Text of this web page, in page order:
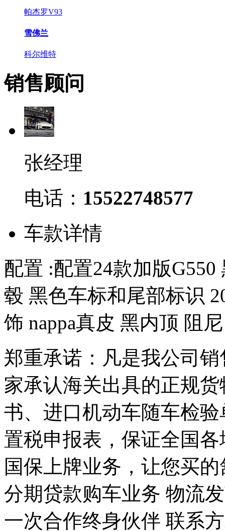
帕杰罗V93
雪佛兰
科尔维特
销售顾问
张经理
电话： 15522748577
车款详情
配置 :配置24款加版
毂 黑色车标和尾部标识
饰 nappa真皮 黑内顶 阻尼
郑重承诺：凡是我公司
家承认海关出具的正规
书、进口机动车随车检
置税申报表，保证全国
国保上牌业务，让您买
分期贷款购车业务 物流
一次合作终身伙伴 联系